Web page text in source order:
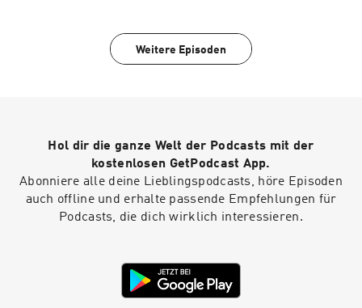
Weitere Episoden
Hol dir die ganze Welt der Podcasts mit der
kostenlosen GetPodcast App.
Abonniere alle deine Lieblingspodcasts, höre Episoden
auch offline und erhalte passende Empfehlungen für
Podcasts, die dich wirklich interessieren.